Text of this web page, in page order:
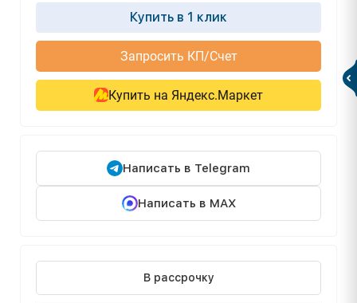
Купить в 1 клик
Запросить КП/Счет
Купить на Яндекс.Маркет
Написать в Telegram
Написать в MAX
В рассрочку